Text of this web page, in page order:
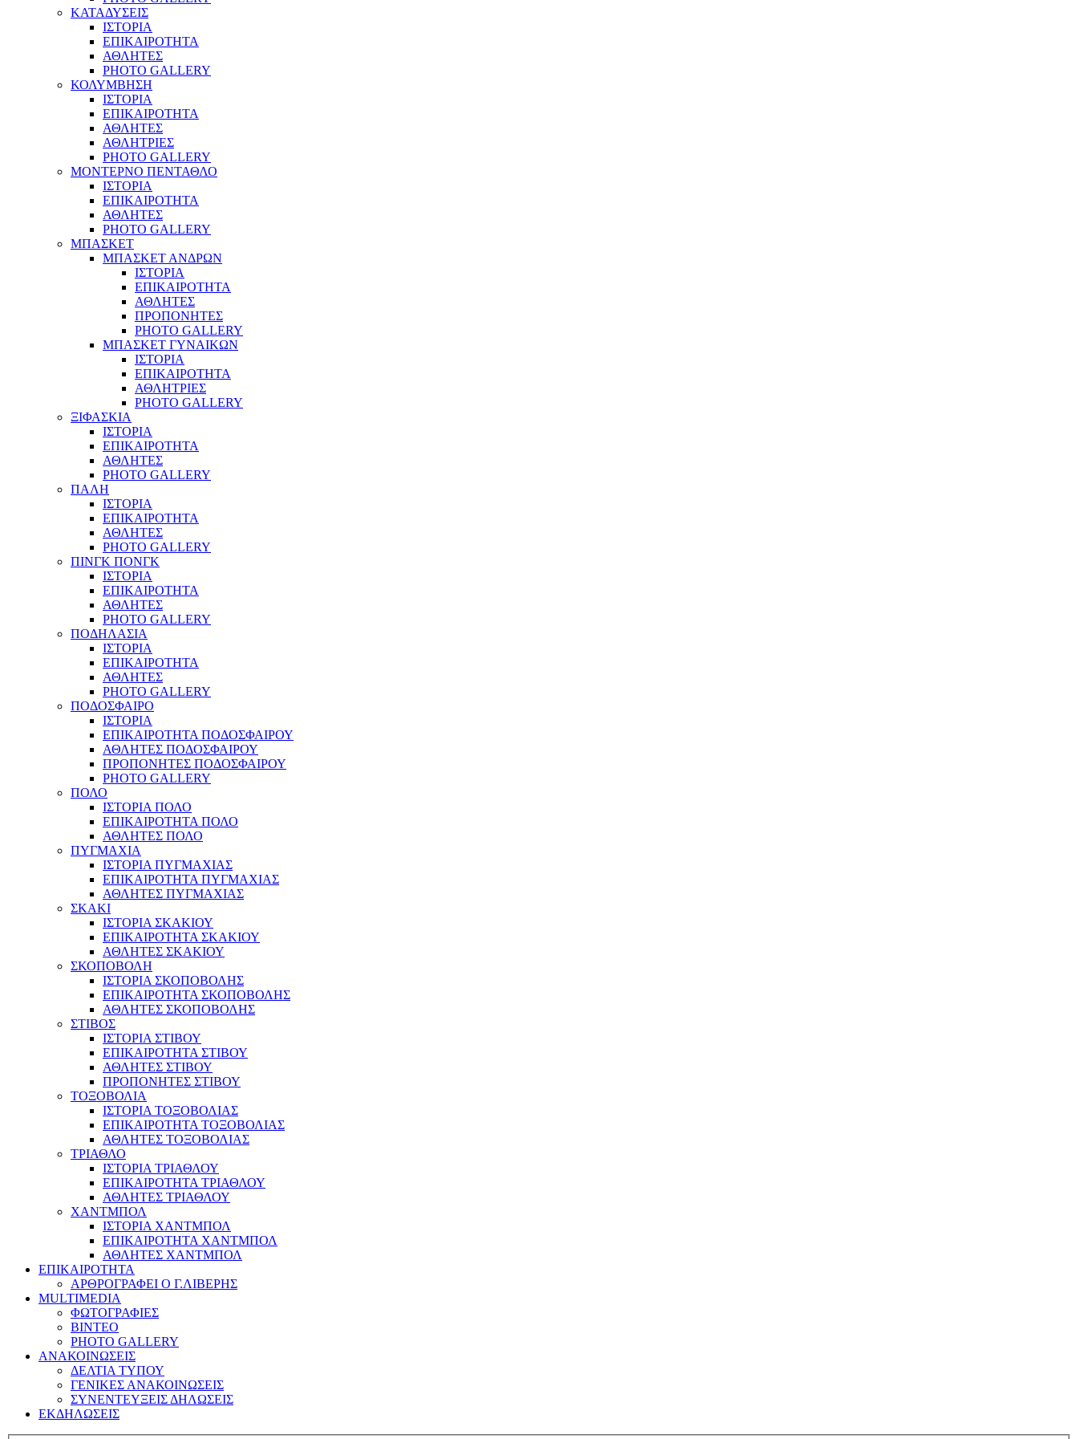
ΚΑΤΑΔΥΣΕΙΣ
ΙΣΤΟΡΙΑ
ΕΠΙΚΑΙΡΟΤΗΤΑ
ΑΘΛΗΤΕΣ
PHOTO GALLERY
ΚΟΛΥΜΒΗΣΗ
ΙΣΤΟΡΙΑ
ΕΠΙΚΑΙΡΟΤΗΤΑ
ΑΘΛΗΤΕΣ
ΑΘΛΗΤΡΙΕΣ
PHOTO GALLERY
ΜΟΝΤΕΡΝΟ ΠΕΝΤΑΘΛΟ
ΙΣΤΟΡΙΑ
ΕΠΙΚΑΙΡΟΤΗΤΑ
ΑΘΛΗΤΕΣ
PHOTO GALLERY
ΜΠΑΣΚΕΤ
ΜΠΑΣΚΕΤ ΑΝΔΡΩΝ
ΙΣΤΟΡΙΑ
ΕΠΙΚΑΙΡΟΤΗΤΑ
ΑΘΛΗΤΕΣ
ΠΡΟΠΟΝΗΤΕΣ
PHOTO GALLERY
ΜΠΑΣΚΕΤ ΓΥΝΑΙΚΩΝ
ΙΣΤΟΡΙΑ
ΕΠΙΚΑΙΡΟΤΗΤΑ
ΑΘΛΗΤΡΙΕΣ
PHOTO GALLERY
ΞΙΦΑΣΚΙΑ
ΙΣΤΟΡΙΑ
ΕΠΙΚΑΙΡΟΤΗΤΑ
ΑΘΛΗΤΕΣ
PHOTO GALLERY
ΠΑΛΗ
ΙΣΤΟΡΙΑ
ΕΠΙΚΑΙΡΟΤΗΤΑ
ΑΘΛΗΤΕΣ
PHOTO GALLERY
ΠΙΝΓΚ ΠΟΝΓΚ
ΙΣΤΟΡΙΑ
ΕΠΙΚΑΙΡΟΤΗΤΑ
ΑΘΛΗΤΕΣ
PHOTO GALLERY
ΠΟΔΗΛΑΣΙΑ
ΙΣΤΟΡΙΑ
ΕΠΙΚΑΙΡΟΤΗΤΑ
ΑΘΛΗΤΕΣ
PHOTO GALLERY
ΠΟΔΟΣΦΑΙΡΟ
ΙΣΤΟΡΙΑ
ΕΠΙΚΑΙΡΟΤΗΤΑ ΠΟΔΟΣΦΑΙΡΟΥ
ΑΘΛΗΤΕΣ ΠΟΔΟΣΦΑΙΡΟΥ
ΠΡΟΠΟΝΗΤΕΣ ΠΟΔΟΣΦΑΙΡΟΥ
PHOTO GALLERY
ΠΟΛΟ
ΙΣΤΟΡΙΑ ΠΟΛΟ
ΕΠΙΚΑΙΡΟΤΗΤΑ ΠΟΛΟ
ΑΘΛΗΤΕΣ ΠΟΛΟ
ΠΥΓΜΑΧΙΑ
ΙΣΤΟΡΙΑ ΠΥΓΜΑΧΙΑΣ
ΕΠΙΚΑΙΡΟΤΗΤΑ ΠΥΓΜΑΧΙΑΣ
ΑΘΛΗΤΕΣ ΠΥΓΜΑΧΙΑΣ
ΣΚΑΚΙ
ΙΣΤΟΡΙΑ ΣΚΑΚΙΟΥ
ΕΠΙΚΑΙΡΟΤΗΤΑ ΣΚΑΚΙΟΥ
ΑΘΛΗΤΕΣ ΣΚΑΚΙΟΥ
ΣΚΟΠΟΒΟΛΗ
ΙΣΤΟΡΙΑ ΣΚΟΠΟΒΟΛΗΣ
ΕΠΙΚΑΙΡΟΤΗΤΑ ΣΚΟΠΟΒΟΛΗΣ
ΑΘΛΗΤΕΣ ΣΚΟΠΟΒΟΛΗΣ
ΣΤΙΒΟΣ
ΙΣΤΟΡΙΑ ΣΤΙΒΟΥ
ΕΠΙΚΑΙΡΟΤΗΤΑ ΣΤΙΒΟΥ
ΑΘΛΗΤΕΣ ΣΤΙΒΟΥ
ΠΡΟΠΟΝΗΤΕΣ ΣΤΙΒΟΥ
ΤΟΞΟΒΟΛΙΑ
ΙΣΤΟΡΙΑ ΤΟΞΟΒΟΛΙΑΣ
ΕΠΙΚΑΙΡΟΤΗΤΑ ΤΟΞΟΒΟΛΙΑΣ
ΑΘΛΗΤΕΣ ΤΟΞΟΒΟΛΙΑΣ
ΤΡΙΑΘΛΟ
ΙΣΤΟΡΙΑ ΤΡΙΑΘΛΟΥ
ΕΠΙΚΑΙΡΟΤΗΤΑ ΤΡΙΑΘΛΟΥ
ΑΘΛΗΤΕΣ ΤΡΙΑΘΛΟΥ
ΧΑΝΤΜΠΟΛ
ΙΣΤΟΡΙΑ ΧΑΝΤΜΠΟΛ
ΕΠΙΚΑΙΡΟΤΗΤΑ ΧΑΝΤΜΠΟΛ
ΑΘΛΗΤΕΣ ΧΑΝΤΜΠΟΛ
ΕΠΙΚΑΙΡΟΤΗΤΑ
ΑΡΘΡΟΓΡΑΦΕΙ Ο Γ.ΛΙΒΕΡΗΣ
MULTIMEDIA
ΦΩΤΟΓΡΑΦΙΕΣ
ΒΙΝΤΕΟ
PHOTO GALLERY
ΑΝΑΚΟΙΝΩΣΕΙΣ
ΔΕΛΤΙΑ ΤΥΠΟΥ
ΓΕΝΙΚΕΣ ΑΝΑΚΟΙΝΩΣΕΙΣ
ΣΥΝΕΝΤΕΥΞΕΙΣ ΔΗΛΩΣΕΙΣ
ΕΚΔΗΛΩΣΕΙΣ